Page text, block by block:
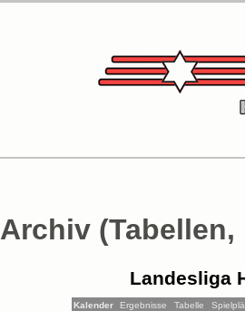
Archiv
Landesliga
Kalender Ergebnisse Tabelle